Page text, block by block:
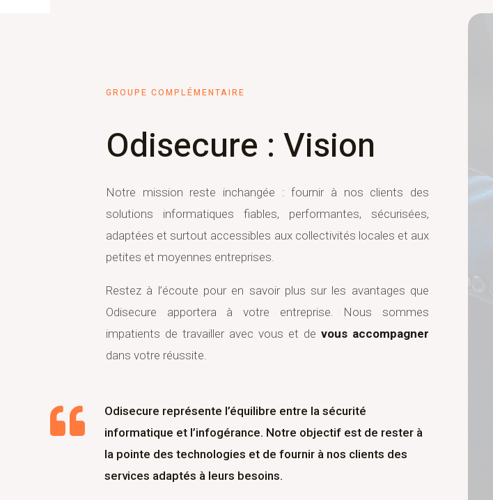
GROUPE COMPLÉMENTAIRE
Odisecure : Vision
Notre mission reste inchangée : fournir à nos clients des
solutions informatiques fiables, performantes, sécurisées,
adaptées et surtout accessibles aux collectivités locales et aux
petites et moyennes entreprises.
Restez à l’écoute pour en savoir plus sur les avantages que
Odisecure apportera à votre entreprise. Nous sommes
impatients de travailler avec vous et de vous accompagner
dans votre réussite.
Odisecure représente l’équilibre entre la sécurité
informatique et l’infogérance. Notre objectif est de rester à
la pointe des technologies et de fournir à nos clients des
services adaptés à leurs besoins.